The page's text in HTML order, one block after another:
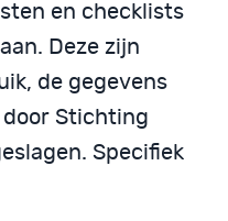
en checklists
Deze zijn
de gegevens
Stichting
Specifiek